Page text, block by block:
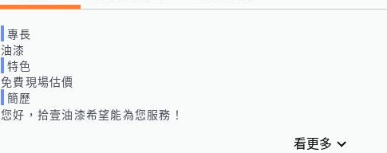
專長
油漆
特色
免費現場估價
簡歷
您好， 拾壹油漆希望能為您服務！
看更多